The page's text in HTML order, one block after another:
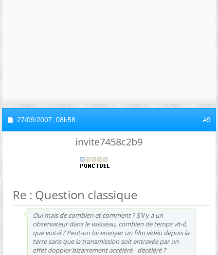
27/09/2007, 08h58 #9
invite7458c2b9
Re : Question classique
Oui mais de combien et comment ? S'il y a un
observateur dans le vaisseau, combien de temps vit-il,
que voit-il ? Peut-on lui envoyer un film vidéo depuis la
terre sans que la transmission soit entravée par un
effet doppler bizarrement accéléré - décéléré ?